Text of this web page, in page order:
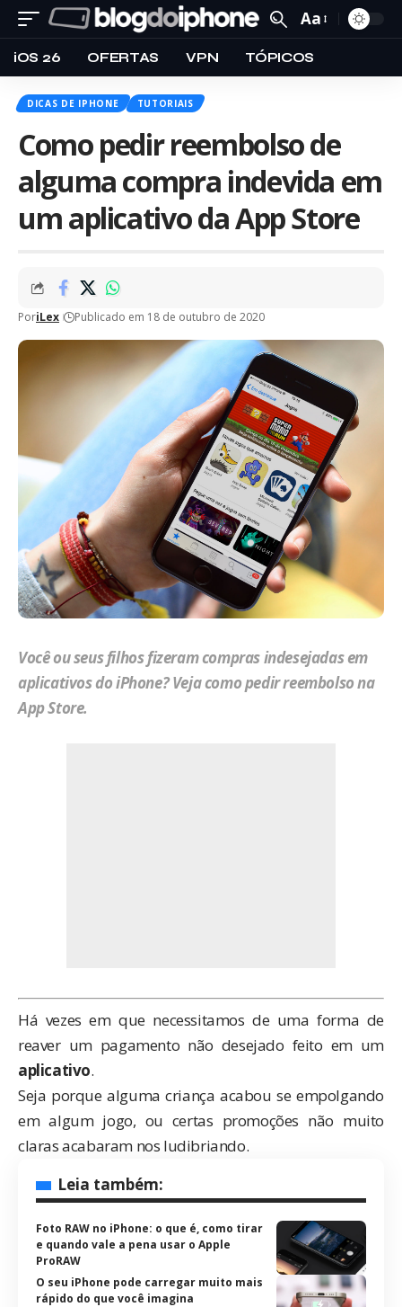
Aa
iOS 26 OFERTAS VPN TÓPICOS
DICAS DE IPHONE TUTORIAIS
Como pedir reembolso de
alguma compra indevida em
um aplicativo da App Store
PoriLex Publicado em 18 de outubro de 2020
Você ou seus filhos fizeram compras indesejadas em
aplicativos do iPhone? Veja como pedir reembolso na
App Store.
Há vezes em que necessitamos de uma forma de
reaver um pagamento não desejado feito em um
aplicativo.
Seja porque alguma criança acabou se empolgando
em algum jogo, ou certas promoções não muito
claras acabaram nos ludibriando.
Leia também:
Foto RAW no iPhone: o que é, como tirar
e quando vale a pena usar o Apple
ProRAW
O seu iPhone pode carregar muito mais
rápido do que você imagina